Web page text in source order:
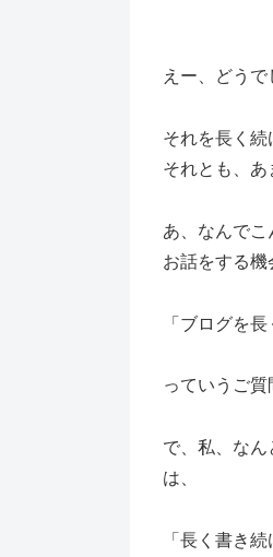
えー、どう
それを長く続
それとも、あ
あ、なんで
お話をする機
「ブログを
っていうご質
で、私、な
は、
「長く書き